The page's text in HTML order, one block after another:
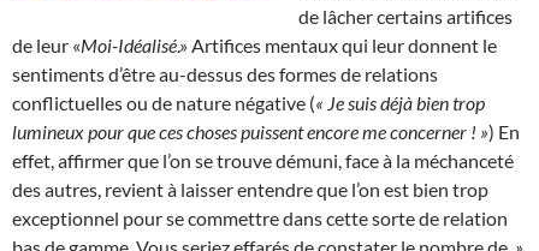
de lâcher certains artifices
de leur «Moi-Idéalisé.» Artifices mentaux qui leur donnent le
sentiments d’être au-dessus des formes de relations
conflictuelles ou de nature négative (« Je suis déjà bien trop
lumineux pour que ces choses puissent encore me concerner ! ») En
effet, affirmer que l’on se trouve démuni, face à la méchanceté
des autres, revient à laisser entendre que l’on est bien trop
exceptionnel pour se commettre dans cette sorte de relation
bas de gamme. Vous seriez effarés de constater le nombre de »